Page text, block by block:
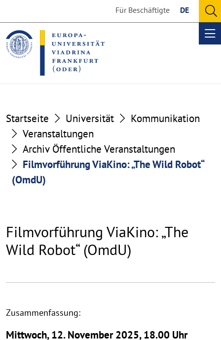
the
content
section
the
footer
section
Für Beschäftigte DE
Startseite Universität
Kommunikation
Veranstaltungen
Archiv Öffentliche Veranstaltungen
Filmvorführung ViaKino: „The Wild Robot“
(OmdU)
Filmvorführung ViaKino: „The
Wild Robot“ (OmdU)
Zusammenfassung:
Mittwoch, 12. November 2025, 18.00 Uhr